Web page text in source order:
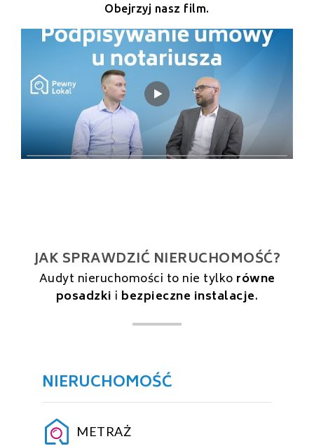
Obejrzyj nasz film.
JAK SPRAWDZIĆ NIERUCHOMOŚĆ?
Audyt nieruchomości to nie tylko równe
posadzki i bezpieczne instalacje.
NIERUCHOMOŚĆ
METRAŻ